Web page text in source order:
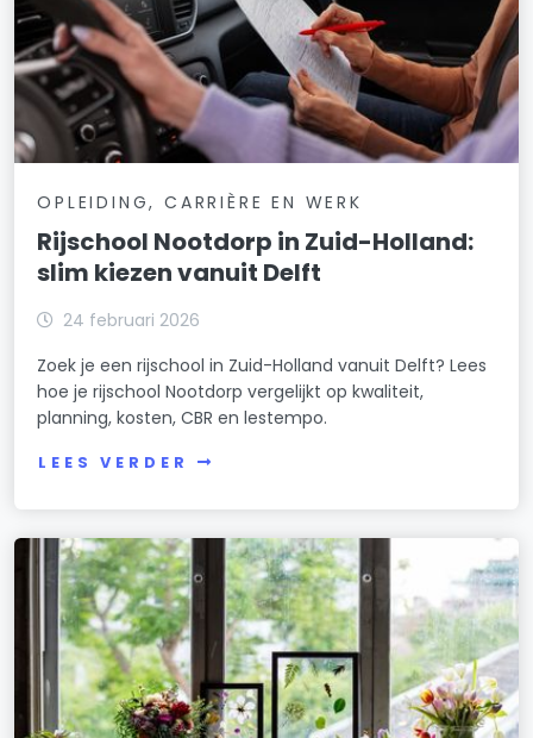
OPLEIDING, CARRIÈRE EN WERK
Rijschool Nootdorp in Zuid-Holland:
slim kiezen vanuit Delft
24 februari 2026
Zoek je een rijschool in Zuid-Holland vanuit Delft? Lees
hoe je rijschool Nootdorp vergelijkt op kwaliteit,
planning, kosten, CBR en lestempo.
LEES VERDER